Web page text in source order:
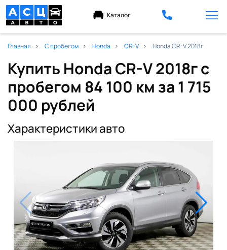
Каталог
Главная С пробегом Honda CR-V Honda CR-V 2018г
Купить Honda CR-V 2018г с
пробегом 84 100 км за 1 715
000 рублей
Характеристики авто